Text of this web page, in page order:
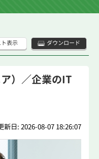
ト表示 ダウンロード
）／企業のIT
新日: 2026-08-07 18:26:07